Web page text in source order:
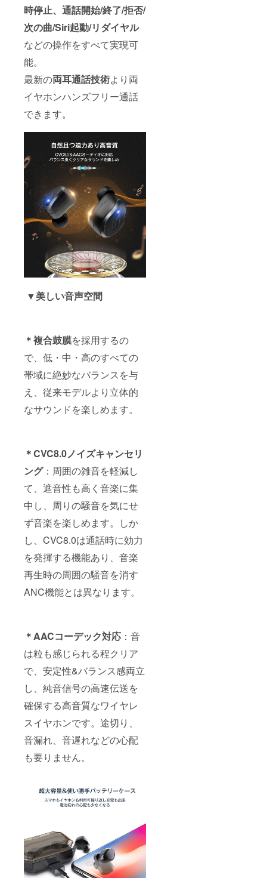
時停止、通話開始/終了/拒否/
次の曲/Siri起動/リダイヤル
などの操作をすべて実現可
能。
最新の両耳通話技術より両
イヤホンハンズフリー通話
できます。
▼美しい音声空間
＊複合鼓膜を採用するの
で、低・中・高のすべての
帯域に絶妙なバランスを与
え、従来モデルより立体的
なサウンドを楽しめます。
＊CVC8.0ノイズキャンセリ
ング：周囲の雑音を軽減し
て、遮音性も高く音楽に集
中し、周りの騒音を気にせ
ず音楽を楽しめます。しか
し、CVC8.0は通話時に効力
を発揮する機能あり、音楽
再生時の周囲の騒音を消す
ANC機能とは異なります。
＊AACコーデック対応 ：音
は粒も感じられる程クリア
で、安定性&バランス感両立
し、純音信号の高速伝送を
確保する高音質なワイヤレ
スイヤホンです。途切り、
音漏れ、音遅れなどの心配
も要りません。